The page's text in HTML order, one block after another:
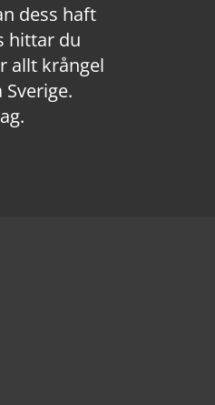
dess haft
hittar du
allt krångel